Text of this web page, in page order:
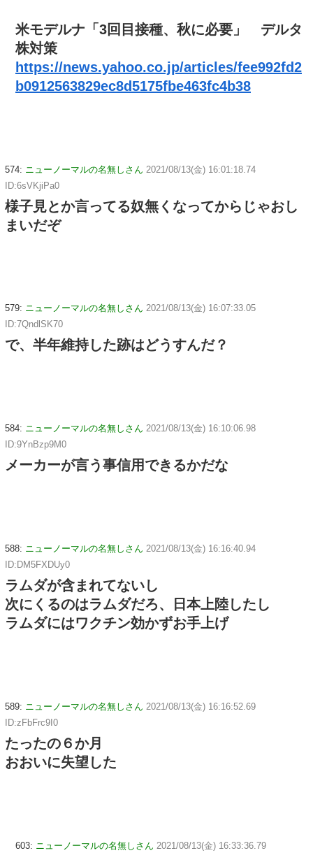
米モデルナ「3回目接種、秋に必要」 デルタ
株対策
https://news.yahoo.co.jp/articles/fee992fd2
b0912563829ec8d5175fbe463fc4b38
574: ニューノーマルの名無しさん 2021/08/13(金) 16:01:18.74
ID:6sVKjiPa0
様子見とか言ってる奴無くなってからじゃおし
まいだぞ
579: ニューノーマルの名無しさん 2021/08/13(金) 16:07:33.05
ID:7QndlSK70
で、半年維持した跡はどうすんだ？
584: ニューノーマルの名無しさん 2021/08/13(金) 16:10:06.98
ID:9YnBzp9M0
メーカーが言う事信用できるかだな
588: ニューノーマルの名無しさん 2021/08/13(金) 16:16:40.94
ID:DM5FXDUy0
ラムダが含まれてないし
次にくるのはラムダだろ、日本上陸したし
ラムダにはワクチン効かずお手上げ
589: ニューノーマルの名無しさん 2021/08/13(金) 16:16:52.69
ID:zFbFrc9I0
たったの６か月
おおいに失望した
603: ニューノーマルの名無しさん 2021/08/13(金) 16:33:36.79